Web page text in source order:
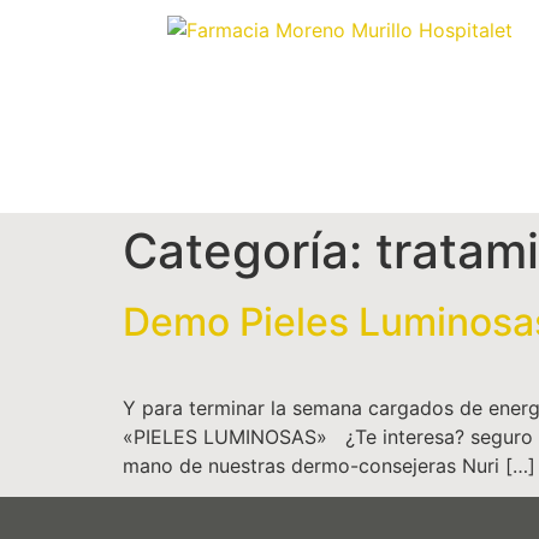
Categoría:
Demo Pieles
Y para terminar la semana cargados de
«PIELES LUMINOSAS» ¿Te interesa?
mano de nuestras dermo-consejeras Nuri […]